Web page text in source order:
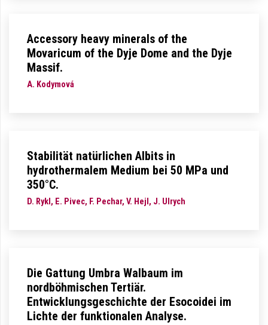
Accessory heavy minerals of the
Movaricum of the Dyje Dome and the Dyje
Massif.
A. Kodymová
Stabilität natürlichen Albits in
hydrothermalem Medium bei 50 MPa und
350°C.
D. Rykl, E. Pivec, F. Pechar, V. Hejl, J. Ulrych
Die Gattung Umbra Walbaum im
nordböhmischen Tertiär.
Entwicklungsgeschichte der Esocoidei im
Lichte der funktionalen Analyse.